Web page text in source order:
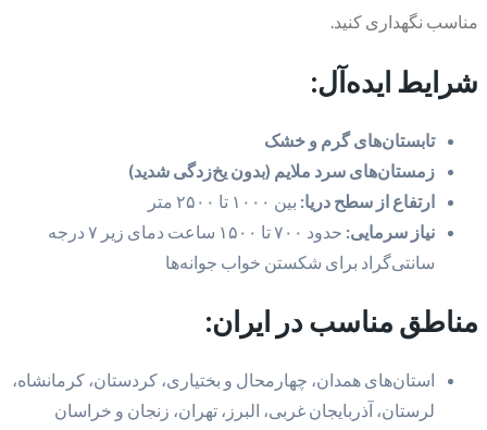
مناسب نگهداری کنید.
شرایط ایده‌آل:
تابستان‌های گرم و خشک
زمستان‌های سرد ملایم (بدون یخ‌زدگی شدید)
ارتفاع از سطح دریا: بین ۱۰۰۰ تا ۲۵۰۰ متر
نیاز سرمایی:
حدود ۷۰۰ تا ۱۵۰۰ ساعت دمای زیر ۷ درجه
سانتی‌گراد برای شکستن خواب جوانه‌ها
مناطق مناسب در ایران:
استان‌های همدان، چهارمحال و بختیاری، کردستان، کرمانشاه،
لرستان، آذربایجان غربی، البرز، تهران، زنجان و خراسان